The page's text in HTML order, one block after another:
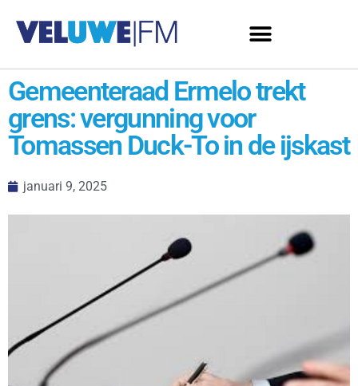
Gemeenteraad Ermelo trekt
grens: vergunning voor
Tomassen Duck-To in de ijskast
januari 9, 2025